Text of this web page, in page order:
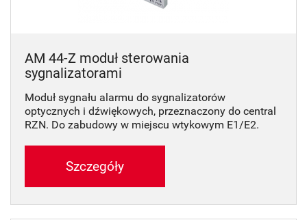
AM 44-Z moduł sterowania
sygnalizatorami
Moduł sygnału alarmu do sygnalizatorów
optycznych i dźwiękowych, przeznaczony do central
RZN. Do zabudowy w miejscu wtykowym E1/E2.
Szczegóły